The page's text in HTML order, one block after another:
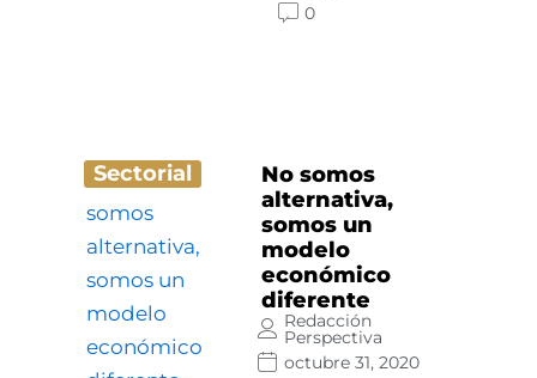
0
Sectorial
No somos
alternativa,
somos un
modelo
económico
diferente
Redacción
Perspectiva
octubre 31, 2020